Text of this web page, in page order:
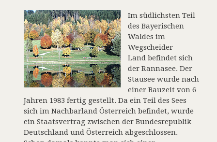
Im südlichsten Teil
des Bayerischen
Waldes im
Wegscheider
Land befindet sich
der Rannasee. Der
Stausee wurde nach
einer Bauzeit von 6
Jahren 1983 fertig gestellt. Da ein Teil des Sees
sich im Nachbarland Österreich befindet, wurde
ein Staatsvertrag zwischen der Bundesrepublik
Deutschland und Österreich abgeschlossen.